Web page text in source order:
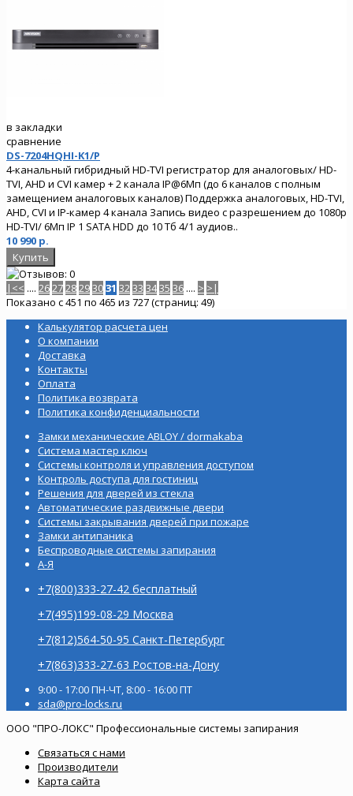
в закладки
сравнение
DS-7204HQHI-K1/P
4-канальный гибридный HD-TVI регистратор для аналоговых/ HD-
TVI, AHD и CVI камер + 2 канала IP@6Мп (до 6 каналов с полным
замещением аналоговых каналов) Поддержка аналоговых, HD-TVI,
AHD, CVI и IP-камер 4 канала Запись видео с разрешением до 1080p
HD-TVI/ 6Мп IP 1 SATA HDD до 10 Тб 4/1 аудиов..
10 990 р.
|<< .... 262728293031 3233 3435 36 .... > >|
Показано с 451 по 465 из 727 (страниц: 49)
Калькулятор расчета цен
О компании
Доставка
Контакты
Оплата
Политика возврата
Политика конфиденциальности
Замки механические ABLOY / dormakaba
Система мастер ключ
Системы контроля и управления доступом
Контроль доступа для гостиниц
Решения для дверей из стекла
Автоматические раздвижные двери
Системы закрывания дверей при пожаре
Замки антипаника
Беспроводные системы запирания
А-Я
+7(800)333-27-42 бесплатный
+7(495)199-08-29 Москва
+7(812)564-50-95 Санкт-Петербург
+7(863)333-27-63 Ростов-на-Дону
9:00 - 17:00 ПН-ЧТ, 8:00 - 16:00 ПТ
sda@pro-locks.ru
ООО "ПРО-ЛОКС" Профессиональные системы запирания
Связаться с нами
Производители
Карта сайта